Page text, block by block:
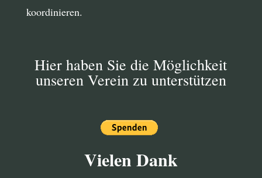
koordinieren.
Hier haben Sie die Möglichkeit
unseren Verein zu unterstützen
Vielen Dank